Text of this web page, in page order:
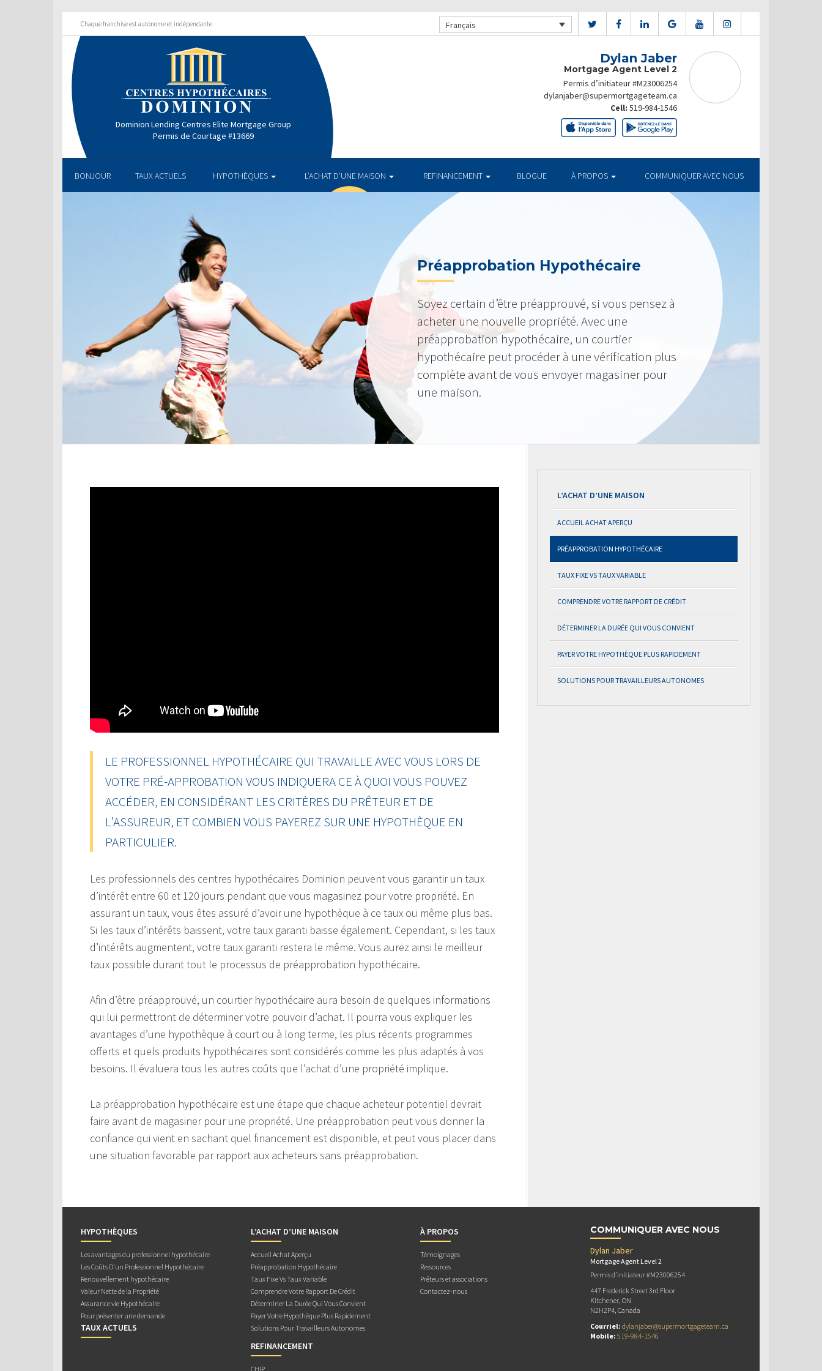
Chaque franchise est autonome et indépendante Français
Dominion Lending Centres Elite Mortgage Group
Permis de Courtage #13669
Dylan Jaber
Mortgage Agent Level 2
Permis d’initiateur #M23006254
dylanjaber@supermortgageteam.ca
Cell: 519-984-1546
BONJOUR TAUX ACTUELS HYPOTHÈQUES L’ACHAT D’UNE MAISON REFINANCEMENT BLOGUE À PROPOS COMMUNIQUER AVEC NOUS
Préapprobation Hypothécaire
Soyez certain d’être préapprouvé, si vous pensez à
acheter une nouvelle propriété. Avec une
préapprobation hypothécaire, un courtier
hypothécaire peut procéder à une vérification plus
complète avant de vous envoyer magasiner pour
une maison.
LE PROFESSIONNEL HYPOTHÉCAIRE QUI TRAVAILLE AVEC VOUS LORS DE
VOTRE PRÉ-APPROBATION VOUS INDIQUERA CE À QUOI VOUS POUVEZ
ACCÉDER, EN CONSIDÉRANT LES CRITÈRES DU PRÊTEUR ET DE
L’ASSUREUR, ET COMBIEN VOUS PAYEREZ SUR UNE HYPOTHÈQUE EN
PARTICULIER.
Les professionnels des centres hypothécaires Dominion peuvent vous garantir un taux
d’intérêt entre 60 et 120 jours pendant que vous magasinez pour votre propriété. En
assurant un taux, vous êtes assuré d’avoir une hypothèque à ce taux ou même plus bas.
Si les taux d’intérêts baissent, votre taux garanti baisse également. Cependant, si les taux
d’intérêts augmentent, votre taux garanti restera le même. Vous aurez ainsi le meilleur
taux possible durant tout le processus de préapprobation hypothécaire.
Afin d’être préapprouvé, un courtier hypothécaire aura besoin de quelques informations
qui lui permettront de déterminer votre pouvoir d’achat. Il pourra vous expliquer les
avantages d’une hypothèque à court ou à long terme, les plus récents programmes
offerts et quels produits hypothécaires sont considérés comme les plus adaptés à vos
besoins. Il évaluera tous les autres coûts que l’achat d’une propriété implique.
La préapprobation hypothécaire est une étape que chaque acheteur potentiel devrait
faire avant de magasiner pour une propriété. Une préapprobation peut vous donner la
confiance qui vient en sachant quel financement est disponible, et peut vous placer dans
une situation favorable par rapport aux acheteurs sans préapprobation.
L’ACHAT D’UNE MAISON
ACCUEIL ACHAT APERÇU
PRÉAPPROBATION HYPOTHÉCAIRE
TAUX FIXE VS TAUX VARIABLE
COMPRENDRE VOTRE RAPPORT DE CRÉDIT
DÉTERMINER LA DURÉE QUI VOUS CONVIENT
PAYER VOTRE HYPOTHÈQUE PLUS RAPIDEMENT
SOLUTIONS POUR TRAVAILLEURS AUTONOMES
HYPOTHÈQUES
Les avantages du professionnel hypothécaire
Les Coûts D’un Professionnel Hypothécaire
Renouvellement hypothécaire
Valeur Nette de la Propriété
Assurance vie Hypothécaire
Pour présenter une demande
TAUX ACTUELS
L’ACHAT D’UNE MAISON
Accueil Achat Aperçu
Préapprobation Hypothécaire
Taux Fixe Vs Taux Variable
Comprendre Votre Rapport De Crédit
Déterminer La Durée Qui Vous Convient
Payer Votre Hypothèque Plus Rapidement
Solutions Pour Travailleurs Autonomes
REFINANCEMENT
CHIP
À PROPOS
Témoignages
Ressources
Prêteurs et associations
Contactez-nous
COMMUNIQUER AVEC NOUS
Dylan Jaber
Mortgage Agent Level 2
Permis d’initiateur #M23006254
447 Frederick Street 3rd Floor
Kitchener, ON
N2H2P4, Canada
Courriel: dylanjaber@supermortgageteam.ca
Mobile: 519-984-1546